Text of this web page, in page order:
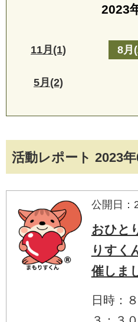
活動レポート 2023年
公開日：
おひと
りすく
催しま
日時：
2023
11月(1) 8月
5月(2)